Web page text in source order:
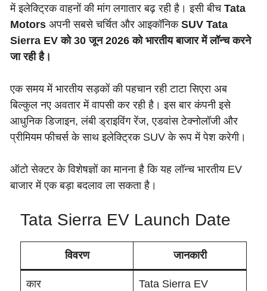
में इलेक्ट्रिक वाहनों की मांग लगातार बढ़ रही है। इसी बीच Tata
Motors अपनी सबसे चर्चित और आइकॉनिक SUV Tata
Sierra EV को 30 जून 2026 को भारतीय बाजार में लॉन्च करने
जा रही है।
एक समय में भारतीय सड़कों की पहचान रही टाटा सिएरा अब
बिल्कुल नए अवतार में वापसी कर रही है। इस बार कंपनी इसे
आधुनिक डिजाइन, लंबी ड्राइविंग रेंज, एडवांस टेक्नोलॉजी और
प्रीमियम फीचर्स के साथ इलेक्ट्रिक SUV के रूप में पेश करेगी।
ऑटो सेक्टर के विशेषज्ञों का मानना है कि यह लॉन्च भारतीय EV
बाजार में एक बड़ा बदलाव ला सकता है।
Tata Sierra EV Launch Date
विवरण जानकारी
कार Tata Sierra EV